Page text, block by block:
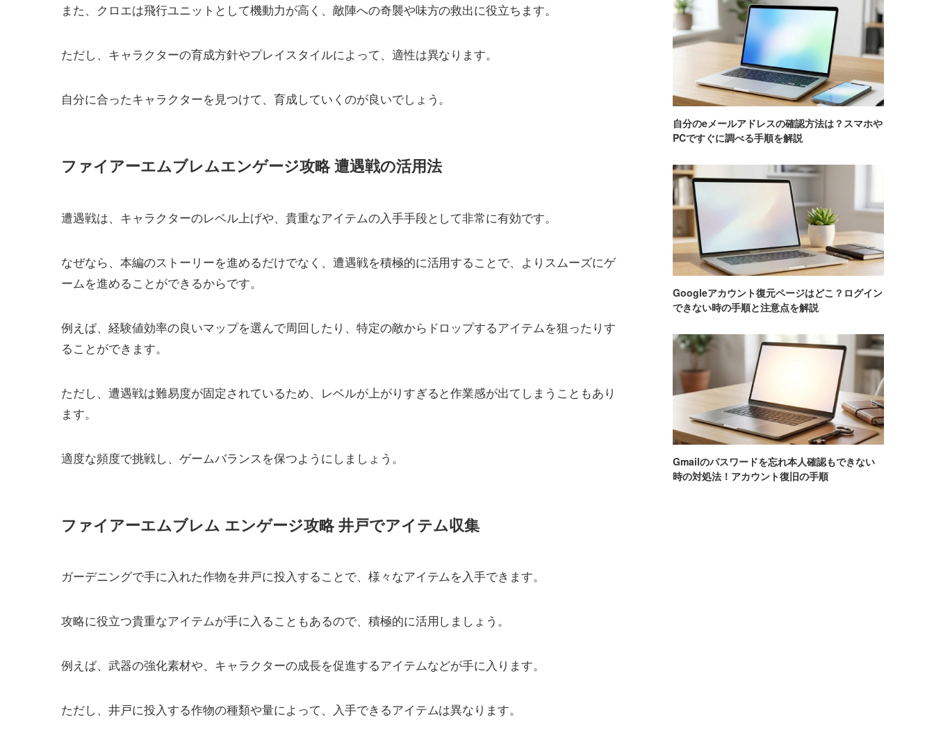
また、クロエは飛行ユニットとして機動力が高く、敵陣への奇襲や味方の救出に役立ちます。
ただし、キャラクターの育成方針やプレイスタイルによって、適性は異なります。
自分に合ったキャラクターを見つけて、育成していくのが良いでしょう。
ファイアーエムブレムエンゲージ攻略 遭遇戦の活用法
遭遇戦は、キャラクターのレベル上げや、貴重なアイテムの入手手段として非常に有効です。
なぜなら、本編のストーリーを進めるだけでなく、遭遇戦を積極的に活用することで、よりスムーズにゲ
ームを進めることができるからです。
例えば、経験値効率の良いマップを選んで周回したり、特定の敵からドロップするアイテムを狙ったりす
ることができます。
ただし、遭遇戦は難易度が固定されているため、レベルが上がりすぎると作業感が出てしまうこともあり
ます。
適度な頻度で挑戦し、ゲームバランスを保つようにしましょう。
ファイアーエムブレム エンゲージ攻略 井戸でアイテム収集
ガーデニングで手に入れた作物を井戸に投入することで、様々なアイテムを入手できます。
攻略に役立つ貴重なアイテムが手に入ることもあるので、積極的に活用しましょう。
例えば、武器の強化素材や、キャラクターの成長を促進するアイテムなどが手に入ります。
ただし、井戸に投入する作物の種類や量によって、入手できるアイテムは異なります。
自分のeメールアドレスの確認方法は？スマホや
PCですぐに調べる手順を解説
Googleアカウント復元ページはどこ？ログイン
できない時の手順と注意点を解説
Gmailのパスワードを忘れ本人確認もできない
時の対処法！アカウント復旧の手順